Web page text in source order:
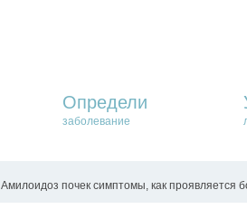
Определи
заболевание
Амилоидоз почек симптомы, как проявляется